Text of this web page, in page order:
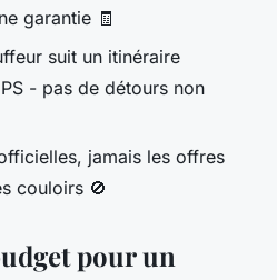
garantie 🧾
suit un itinéraire
- pas de détours non
jamais les offres
couloirs 🚫
pour un